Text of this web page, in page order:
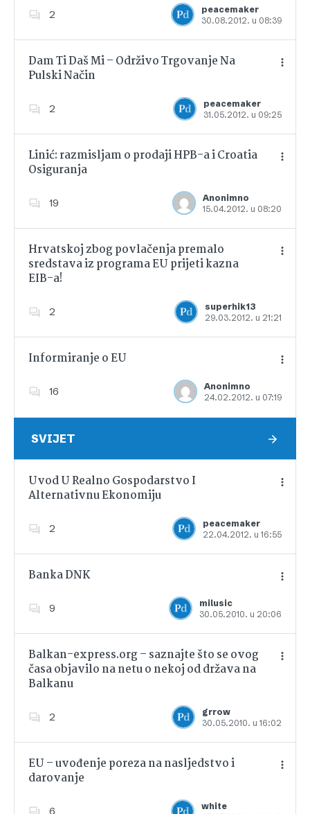
2
peacemaker
30.08.2012. u 08:39
Dodajte u favorite
Dam Ti Daš Mi – Održivo Trgovanje Na
Pulski Način
2
peacemaker
31.05.2012. u 09:25
Dodajte u favorite
Linić: razmisljam o prodaji HPB-a i Croatia
Osiguranja
19
Anonimno
15.04.2012. u 08:20
Dodajte u favorite
Hrvatskoj zbog povlačenja premalo
sredstava iz programa EU prijeti kazna
EIB-a!
2
superhik13
29.03.2012. u 21:21
Informiranje o EU
16
Anonimno
24.02.2012. u 07:19
Dodajte u favorite
SVIJET
Uvod U Realno Gospodarstvo I
Alternativnu Ekonomiju
2
peacemaker
22.04.2012. u 16:55
Dodajte u favorite
Banka DNK
9
milusic
30.05.2010. u 20:06
Dodajte u favorite
Balkan-express.org – saznajte što se ovog
časa objavilo na netu o nekoj od država na
Balkanu
2
grrow
30.05.2010. u 16:02
EU – uvođenje poreza na nasljedstvo i
darovanje
6
white
Dodajte u favorite